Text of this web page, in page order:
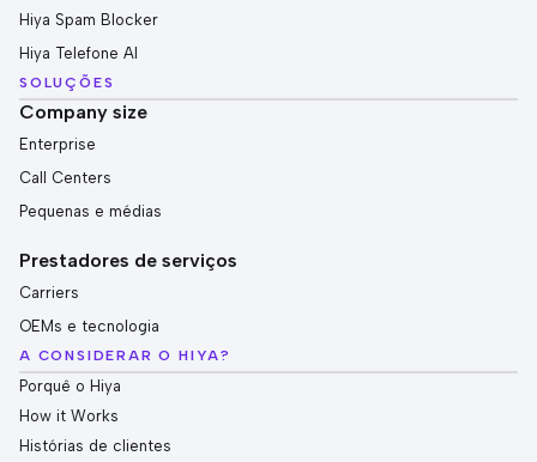
Hiya Spam Blocker
Hiya Telefone AI
SOLUÇÕES
Company size
Enterprise
Call Centers
Pequenas e médias
Prestadores de serviços
Carriers
OEMs e tecnologia
A CONSIDERAR O HIYA?
Porquê o Hiya
How it Works
Histórias de clientes